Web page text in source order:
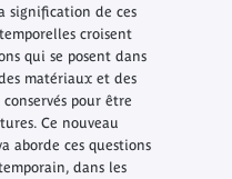
signification de ces
croisent
qui se posent dans
matériaux et des
pour être
Ce nouveau
aborde ces questions
dans les